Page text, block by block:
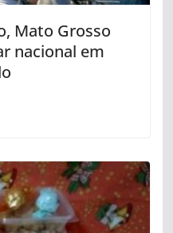
Mato Grosso
nacional em